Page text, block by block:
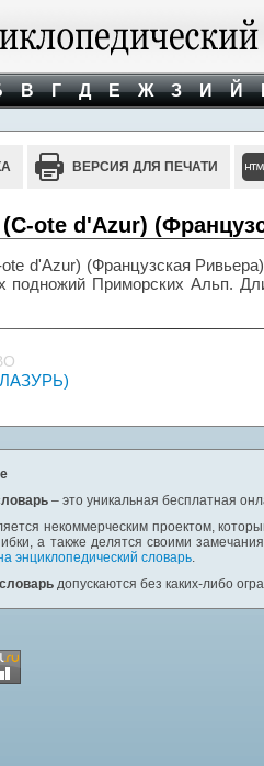
В Г Д Е Ж З И Й
ВЕРСИЯ ДЛЯ ПЕЧАТИ
ote d'Azur)
d'Azur) (Французская
подножий Приморских Альп.
– это уникальная бесплатная
некоммерческим проектом,
а также делятся своими
энциклопедический словарь.
допускаются без каких-либо